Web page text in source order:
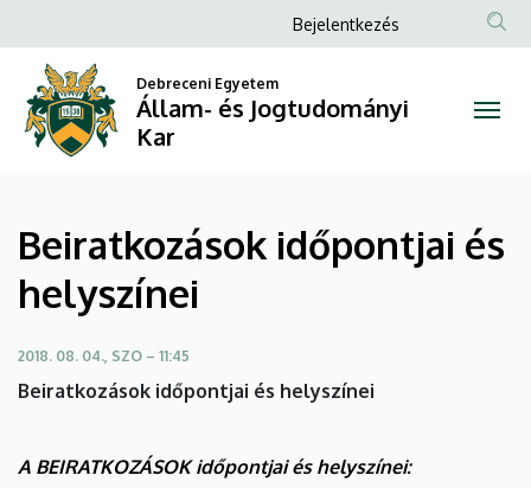
Beiratkozások
időpontjai
helyszínei
Állam-
és
Jogtudományi
Kar
a
tartalomra
Anonim
fiók
menüje
Bejelentkezés
Debreceni Egyetem
Állam- és Jogtudományi
Kar
​​​​​​Beiratkozások időpontjai és
helyszínei
2018. 08. 04., SZO – 11:45
​​​​​​Beiratkozások időpontjai és helyszínei
A BEIRATKOZÁSOK időpontjai és helyszínei: